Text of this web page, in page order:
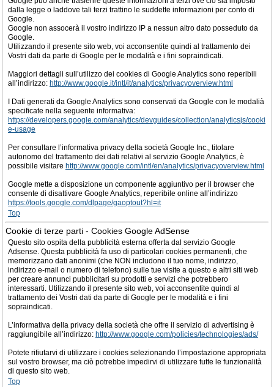
dalla legge o laddove tali terzi trattino le suddette informazioni per conto di
Google.
Google non assocerà il vostro indirizzo IP a nessun altro dato posseduto da
Google.
Utilizzando il presente sito web, voi acconsentite quindi al trattamento dei
Vostri dati da parte di Google per le modalità e i fini sopraindicati.
Maggiori dettagli sull’utilizzo dei cookies di Google Analytics sono reperibili
all’indirizzo: http://www.google.it/intl/it/analytics/privacyoverview.html
I Dati generati da Google Analytics sono conservati da Google con le modalià
specificate nella seguente informativa:
https://developers.google.com/analytics/devguides/collection/analyticsjs/cooki
e-usage
Per consultare l’informativa privacy della società Google Inc., titolare
autonomo del trattamento dei dati relativi al servizio Google Analytics, è
possibile visitare http://www.google.com/intl/en/analytics/privacyoverview.html
Google mette a disposizione un componente aggiuntivo per il browser che
consente di disattivare Google Analytics, reperibile online all’indirizzo
https://tools.google.com/dlpage/gaoptout?hl=it
Top
Cookie di terze parti - Cookies Google AdSense
Questo sito ospita della pubblicità esterna offerta dal servizio Google
Adsense. Questa pubblicità fa uso di particolari cookies permanenti, che
memorizzano dati anonimi (che NON includono il tuo nome, indirizzo,
indirizzo e-mail o numero di telefono) sulle tue visite a questo e altri siti web
per creare annunci pubblicitari su prodotti e servizi che potrebbero
interessarti. Utilizzando il presente sito web, voi acconsentite quindi al
trattamento dei Vostri dati da parte di Google per le modalità e i fini
sopraindicati.
L’informativa della privacy della società che offre il servizio di advertising è
raggiungibile all’indirizzo: http://www.google.com/policies/technologies/ads/
Potete rifiutarvi di utilizzare i cookies selezionando l’impostazione appropriata
sul vostro browser, ma ciò potrebbe impedirvi di utilizzare tutte le funzionalità
di questo sito web.
Top